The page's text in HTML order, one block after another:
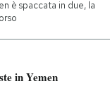
è spaccata in due, la
in Yemen